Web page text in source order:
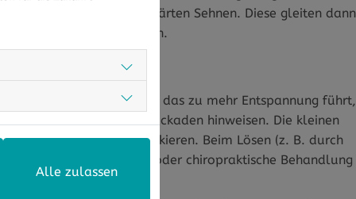
Muskeln oder verhärten Sehnen. Diese gleiten dann
dabei ein Knackgeräusch.
knacken zu lassen und das zu mehr Entspannung führt,
im Nacken oder Blockaden hinweisen. Die kleinen
sein oder blockieren. Beim Lösen (z. B. durch
eine osteopathische oder chiropraktische Behandlung
Alle zulassen